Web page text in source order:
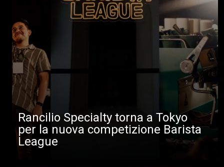
Rancilio Specialty torna a Tokyo
per la nuova competizione Barista
League